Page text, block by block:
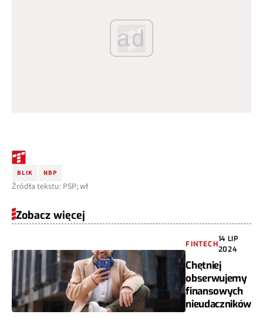
ad
BLIK NBP
Źródła tekstu: PSP; wł
Zobacz więcej
FINTECH
14 LIP
2024
Chętniej
obserwujemy
finansowych
nieudaczników